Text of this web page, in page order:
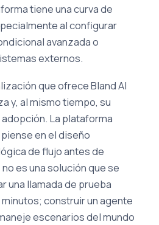
tiene una curva de
al configurar
avanzada o
externos.
que ofrece Bland AI
y, al mismo tiempo, su
La plataforma
en el diseño
de flujo antes de
es una solución que se
una llamada de prueba
construir un agente
escenarios del mundo